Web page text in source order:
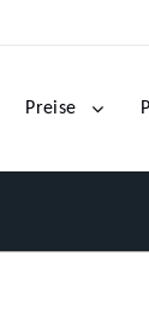
Preise